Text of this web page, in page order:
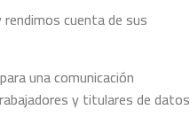
cuenta de sus
una comunicación
y titulares de datos